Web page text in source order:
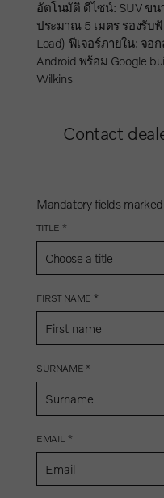
อัตโนมัติ ดีไซน์: SUV ข
ประมาณ 5 เมตร รองรับฟั
Load) ฟีเจอร์ภายใน: จอ
Android พร้อม Google
Wilkins
Contact
Mandatory fields
TITLE *
Choose a title
FIRST NAME *
SURNAME *
EMAIL *